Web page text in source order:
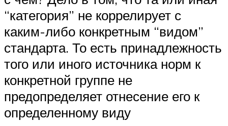
“категория” не коррелирует с
каким-либо конкретным “видом”
стандарта. То есть принадлежность
того или иного источника норм к
конкретной группе не
предопределяет отнесение его к
определенному виду